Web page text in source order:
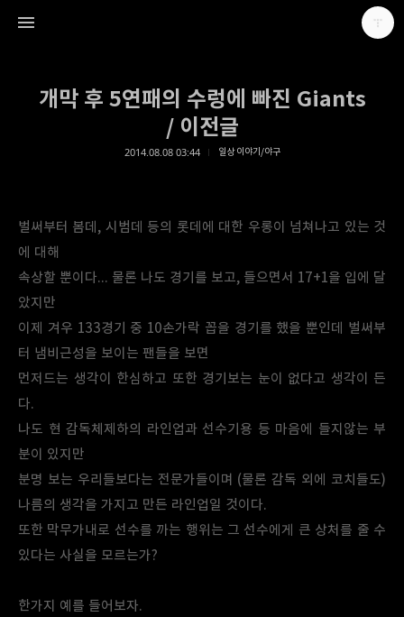
개막 후 5연패의 수렁에 빠진 Giants
/ 이전글
2014.08.08 03:44 일상 이야기/야구
벌써부터 봄데, 시범데 등의 롯데에 대한 우롱이 넘쳐나고 있는 것
에 대해
속상할 뿐이다... 물론 나도 경기를 보고, 들으면서 17+1을 입에 달
았지만
이제 겨우 133경기 중 10손가락 꼽을 경기를 했을 뿐인데 벌써부
터 냄비근성을 보이는 팬들을 보면
먼저드는 생각이 한심하고 또한 경기보는 눈이 없다고 생각이 든
다.
나도 현 감독체제하의 라인업과 선수기용 등 마음에 들지않는 부
분이 있지만
분명 보는 우리들보다는 전문가들이며 (물론 감독 외에 코치들도)
나름의 생각을 가지고 만든 라인업일 것이다.
또한 막무가내로 선수를 까는 행위는 그 선수에게 큰 상처를 줄 수
있다는 사실을 모르는가?
한가지 예를 들어보자.
가마뫼